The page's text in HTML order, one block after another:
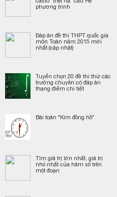
phương trình
Đáp án đề thi THPT quốc gia
môn Toán năm 2015 mới
nhất (cập nhật)
Tuyển chọn 20 đề thi thử các
trường chuyên có đáp án
thang điểm chi tiết
Bài toán "Kim đồng hồ"
Tìm giá trị lớn nhất, giá trị
nhỏ nhất của hàm số trên
một đoạn